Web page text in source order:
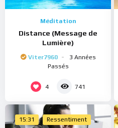
Méditation
Distance (Message de
Lumière)
Viter7960
3 Années
Passés
4 741
15:31 Ressentiment